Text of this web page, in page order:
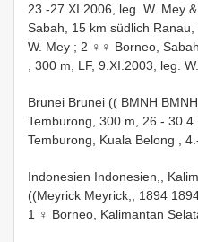
23.-27.XI.2006, leg. W. Mey
Sabah, 15 km südlich Ranau,
W. Mey ; 2 ♀♀ Borneo,
, 300 m, LF, 9.XI.2003, leg.
Brunei Brunei (( BMNH
Temburong, 300 m, 26.-
Temburong, Kuala Belong ,
Indonesien Indonesien,,
((Meyrick Meyrick,, 1894
1 ♀ Borneo, Kalimantan